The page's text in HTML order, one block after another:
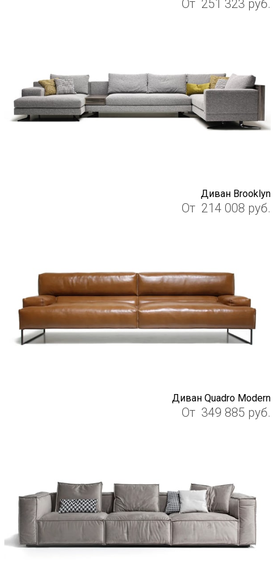
От 251 323 руб.
Диван Brooklyn
От 214 008 руб.
Диван Quadro Modern
От 349 885 руб.